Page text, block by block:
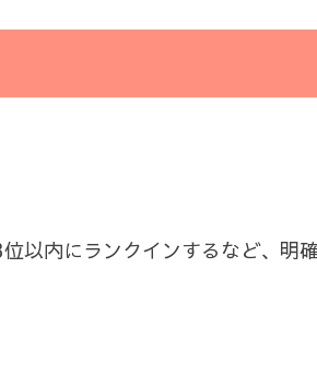
以内にランクインするなど、明